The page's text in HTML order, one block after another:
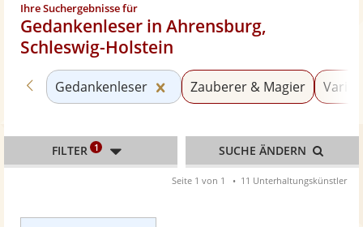
Ihre Suchergebnisse für
Gedankenleser in Ahrensburg,
Schleswig-Holstein
Zurück zu «Show Künstler»
Gedankenleser Kategorie «Gedankenleser»
Zauberer & Magier
FILTER 1 SUCHE ÄNDERN
Seite 1 von 1 11 Unterhaltungskünstler